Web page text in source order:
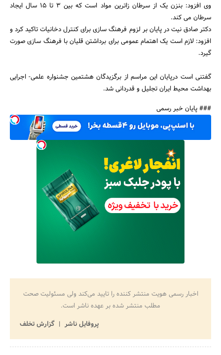
وی افزود: بنزن یک از سرطان زاترین مواد است که بین 3 تا 15 سال ایجاد
سرطان می کند.
دکتر صادق نیت در پایان بر لزوم فرهنگ سازی برای کنترل دخانیات تاکید کرد و
افزود: لازم است یک اهتمام عمومی برای برداشتن قلیان با فرهنگ سازی صورت
گیرد.
گفتنی است درپایان این مراسم از برگزیدگان هشتمین جشنواره علمی- اجرایی
بهداشت محیط ایران تجلیل و قدردانی شد.
### پایان خبر رسمی
اخبار رسمی هویت منتشر کننده را تایید می‌کند ولی مسئولیت صحت
مطلب منتشر شده بر عهده ناشر است.
پروفایل ناشر
گزارش تخلف